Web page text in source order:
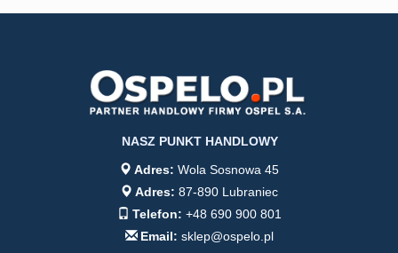
NASZ PUNKT HANDLOWY
Adres: Wola Sosnowa 45
Adres: 87-890 Lubraniec
Telefon: +48 690 900 801
Email: sklep@ospelo.pl